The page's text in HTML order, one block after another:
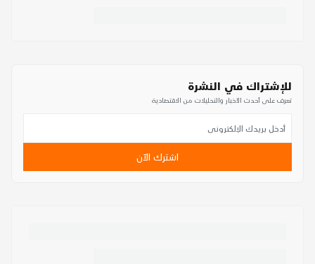
للإشتراك في النشرة
تعرف على أحدث الأخبار والتحليلات من الاقتصادية
اشترك الآن